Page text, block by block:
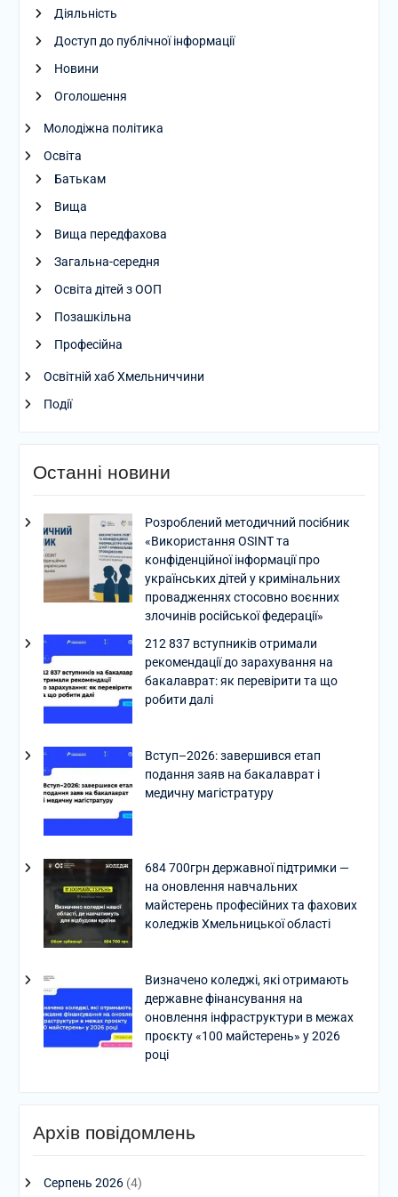
Діяльність
Доступ до публічної інформації
Новини
Оголошення
Молодіжна політика
Освіта
Батькам
Вища
Вища передфахова
Загальна-середня
Освіта дітей з ООП
Позашкільна
Професійна
Освітній хаб Хмельниччини
Події
Останні новини
Розроблений методичний посібник
«Використання OSINT та
конфіденційної інформації про
українських дітей у кримінальних
провадженнях стосовно воєнних
злочинів російської федерації»
212 837 вступників отримали
рекомендації до зарахування на
бакалаврат: як перевірити та що
робити далі
Вступ–2026: завершився етап
подання заяв на бакалаврат і
медичну магістратуру
684 700грн державної підтримки —
на оновлення навчальних
майстерень професійних та фахових
коледжів Хмельницької області
Визначено коледжі, які отримають
державне фінансування на
оновлення інфраструктури в межах
проєкту «100 майстерень» у 2026
році
Архів повідомлень
Серпень 2026(4)